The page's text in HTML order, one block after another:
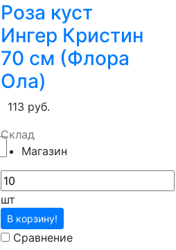
Роза куст
Ингер Кристин
70 см (Флора
Ола)
113 руб.
Склад
Магазин
шт
В корзину!
Сравнение